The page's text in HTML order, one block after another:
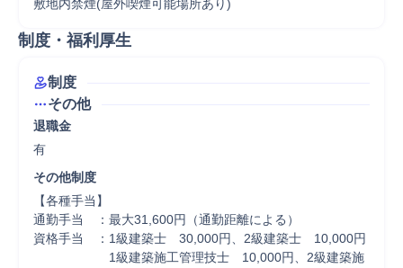
敷地内禁煙(屋外喫煙可能場所あり)
制度・福利厚生
制度
その他
退職金
有
その他制度
【各種手当】
通勤手当　：最大31,600円（通勤距離による）
資格手当　：1級建築士　30,000円、2級建築士　10,000円
1級建築施工管理技士　10,000円、2級建築施